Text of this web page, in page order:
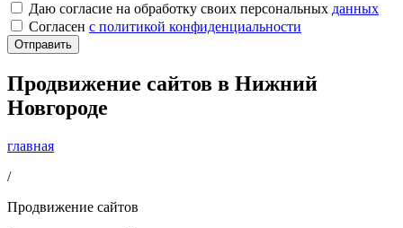
Даю согласие на обработку своих персональных данных
Согласен с политикой конфиденциальности
Отправить
Продвижение сайтов в Нижний
Новгороде
главная
/
Продвижение сайтов